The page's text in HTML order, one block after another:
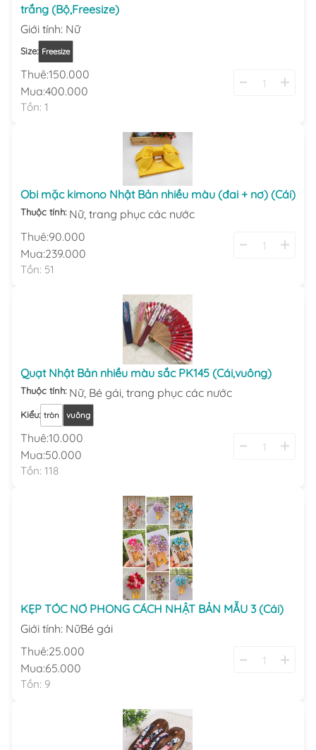
trắng (Bộ,Freesize)
Giới tính: Nữ
Size: Freesize
Thuê:150.000
Mua:400.000
Tồn: 1
Obi mặc kimono Nhật Bản nhiều màu (đai + nơ) (Cái)
Thuộc tính: Nữ, trang phục các nước
Thuê:90.000
Mua:239.000
Tồn: 51
Quạt Nhật Bản nhiều màu sắc PK145 (Cái,vuông)
Thuộc tính: Nữ, Bé gái, trang phục các nước
Kiểu: tròn vuông
Thuê:10.000
Mua:50.000
Tồn: 118
KẸP TÓC NƠ PHONG CÁCH NHẬT BẢN MẪU 3 (Cái)
Giới tính: NữBé gái
Thuê:25.000
Mua:65.000
Tồn: 9